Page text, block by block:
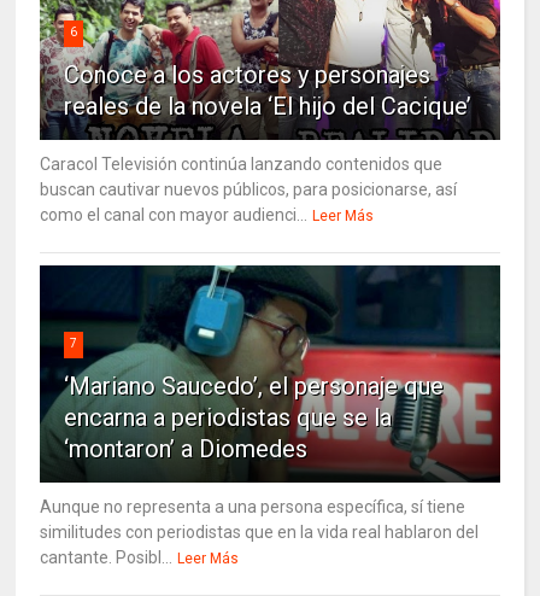
6
Conoce a los actores y personajes
reales de la novela ‘El hijo del Cacique’
Caracol Televisión continúa lanzando contenidos que
buscan cautivar nuevos públicos, para posicionarse, así
como el canal con mayor audienci...
Leer Más
7
‘Mariano Saucedo’, el personaje que
encarna a periodistas que se la
‘montaron’ a Diomedes
Aunque no representa a una persona específica, sí tiene
similitudes con periodistas que en la vida real hablaron del
cantante. Posibl...
Leer Más